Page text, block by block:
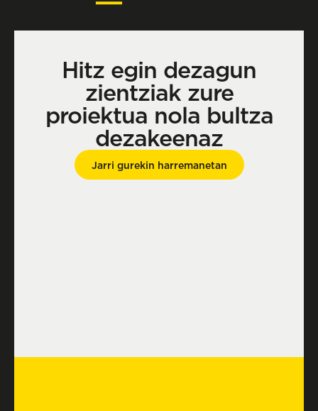
Hitz egin dezagun
zientziak zure
proiektua nola bultza
dezakeenaz
Jarri gurekin harremanetan